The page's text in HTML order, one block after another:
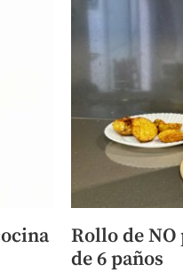
Rollo de NO
de 6 paños